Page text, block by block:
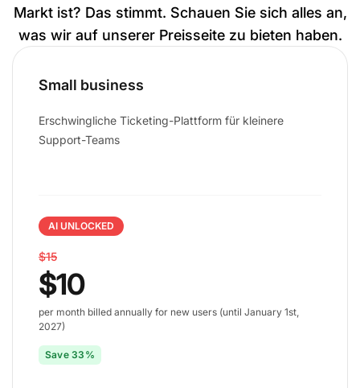
Markt ist? Das stimmt. Schauen Sie sich alles an,
was wir auf unserer Preisseite zu bieten haben.
Small business
Erschwingliche Ticketing-Plattform für kleinere
Support-Teams
AI UNLOCKED
$15
$10
per month billed annually for new users (until January 1st,
2027)
Save 33%